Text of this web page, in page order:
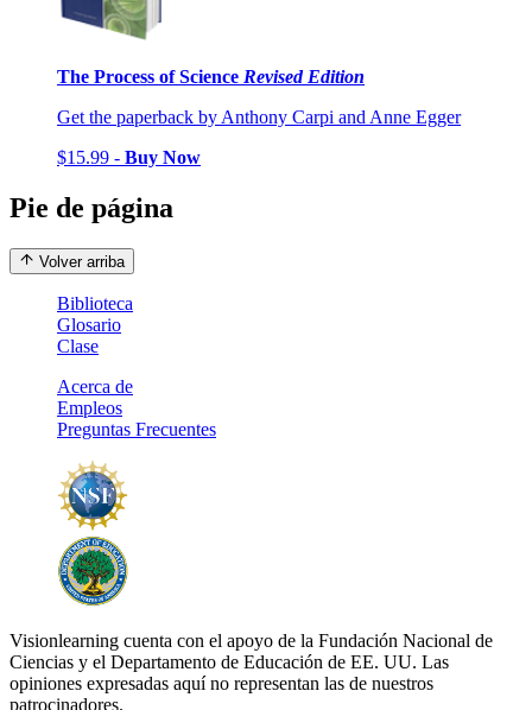
The Process of Science Revised Edition
Get the paperback by Anthony Carpi and Anne Egger
$15.99 - Buy Now
Pie de página
Volver arriba
Biblioteca
Glosario
Clase
Acerca de
Empleos
Preguntas Frecuentes
Visionlearning cuenta con el apoyo de la Fundación Nacional de
Ciencias y el Departamento de Educación de EE. UU. Las
opiniones expresadas aquí no representan las de nuestros
patrocinadores.